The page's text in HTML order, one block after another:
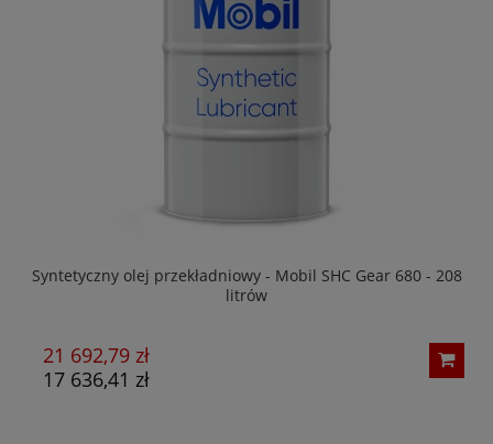
Syntetyczny olej przekładniowy - Mobil SHC Gear 680 - 208
litrów
21 692,79 zł
17 636,41 zł